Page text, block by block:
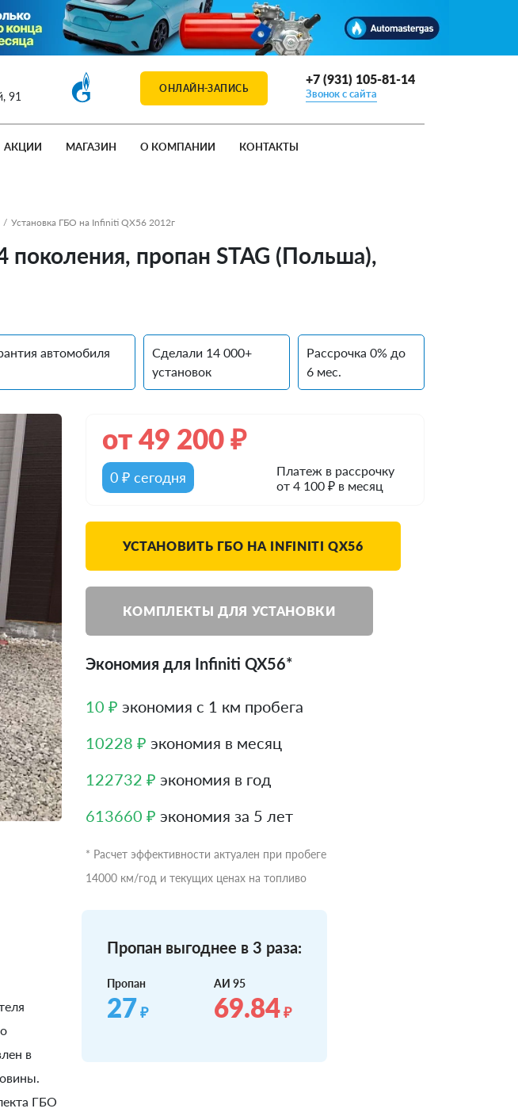
91
ОНЛАЙН-ЗАПИСЬ
+7 (931) 105-81-14
Звонок с сайта
АКЦИИ МАГАЗИН О КОМПАНИИ КОНТАКТЫ
/ Установка ГБО на Infiniti QX56 2012г
пропан STAG (Польша),
автомобиля
Сделали 14 000+
установок
Рассрочка 0% до
6 мес.
от49 200₽
0 ₽ сегодня
Платеж в рассрочку
от 4 100 ₽ в месяц
УСТАНОВИТЬ ГБО НА INFINITI QX56
КОМПЛЕКТЫ ДЛЯ УСТАНОВКИ
Экономия для Infiniti QX56*
10 ₽ экономия с 1 км пробега
10228 ₽ экономия в месяц
122732 ₽ экономия в год
613660 ₽ экономия за 5 лет
* Расчет эффективности актуален при пробеге
14000 км/год и текущих ценах на топливо
в
ГБО
Пропан выгоднее в 3 раза:
Пропан
27₽
АИ 95
69.84₽